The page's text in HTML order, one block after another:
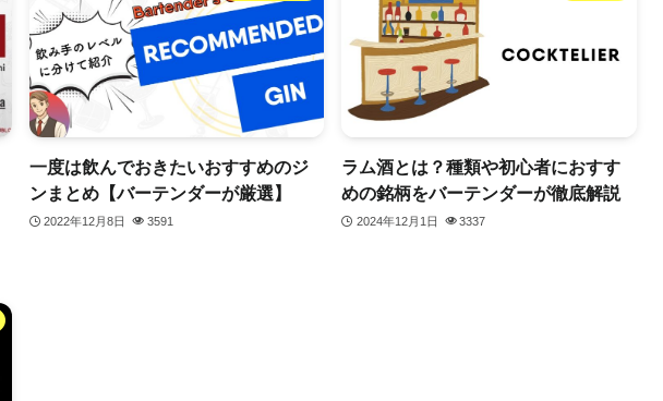
一度は飲んでおきたいおすすめのジ
ンまとめ【バーテンダーが厳選】
2022年12月8日 3591
ラム酒とは？種類や初心者におすす
めの銘柄をバーテンダーが徹底解説
2024年12月1日 3337